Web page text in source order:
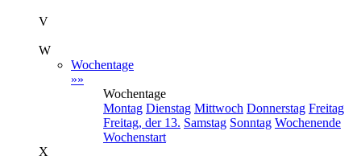
V
W
Wochentage
»»
Wochentage
Montag Dienstag Mittwoch Donnerstag Freitag
Freitag, der 13. Samstag Sonntag Wochenende
Wochenstart
X